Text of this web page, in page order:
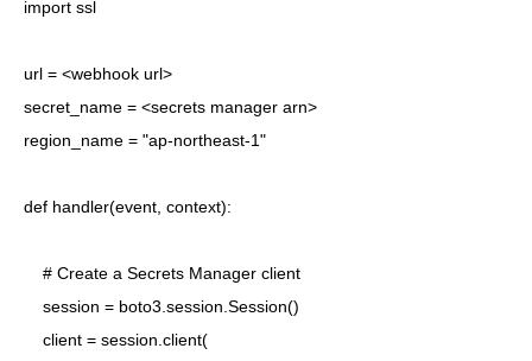
import ssl
url = <webhook url>
secret_name = <secrets manager arn>
region_name = "ap-northeast-1"
def handler(event, context):
    # Create a Secrets Manager client
    session = boto3.session.Session()
    client = session.client(